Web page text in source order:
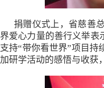
捐赠仪式上，省慈善
界爱心力量的善行义举表
支持“带你看世界”项目
加研学活动的感悟与收获